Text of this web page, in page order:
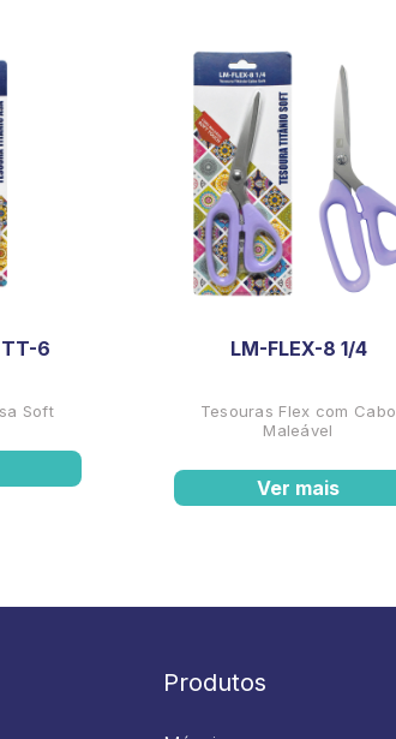
TT-6
Soft
LM-FLEX-8 1/4
Tesouras Flex com Cabo
Maleável
Ver mais
Produtos